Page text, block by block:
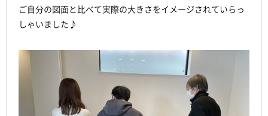
ご自分の図面と比べて実際の大きさをイメージされていらっ
しゃいました♪